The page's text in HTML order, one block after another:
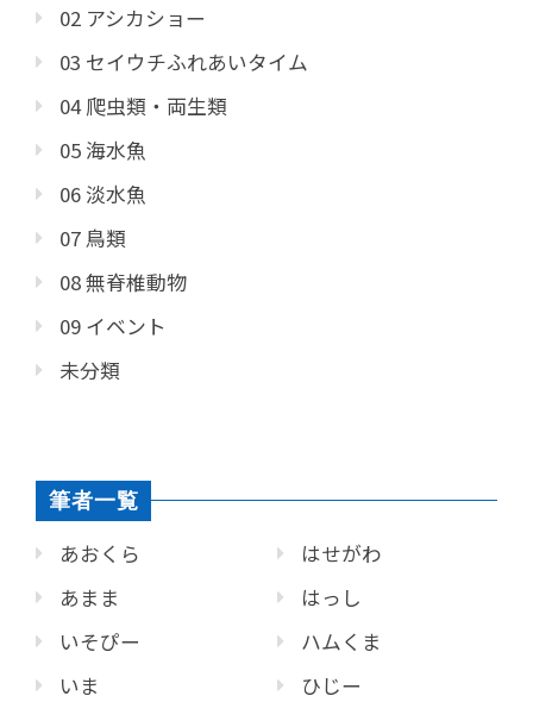
02 アシカショー
03 セイウチふれあいタイム
04 爬虫類・両生類
05 海水魚
06 淡水魚
07 鳥類
08 無脊椎動物
09 イベント
未分類
筆者一覧
あおくら
あまま
いそぴー
いま
はせがわ
はっし
ハムくま
ひじー